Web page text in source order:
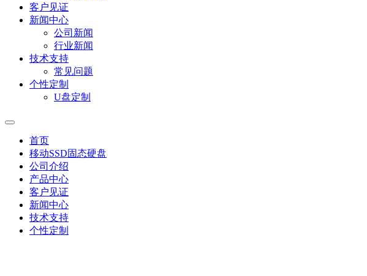
客户见证
新闻中心
公司新闻
行业新闻
技术支持
常见问题
个性定制
U盘定制
首页
移动SSD固态硬盘
公司介绍
产品中心
客户见证
新闻中心
技术支持
个性定制